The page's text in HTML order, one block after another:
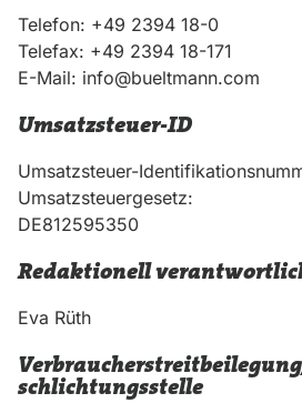
Telefon: +49 2394 18-0
Telefax: +49 2394 18-171
E-Mail: info@bueltmann.com
Umsatzsteuer-ID
Umsatzsteuer-
Umsatzsteuergesetz:
DE812595350
Redaktionell
Eva Rüth
schlichtungs­stelle